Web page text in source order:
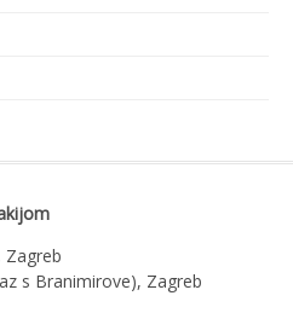
Zagreb
s Branimirove), Zagreb